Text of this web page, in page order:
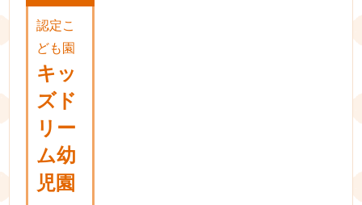
認定こ
ども園
キッ
ズド
リー
ム幼
児園